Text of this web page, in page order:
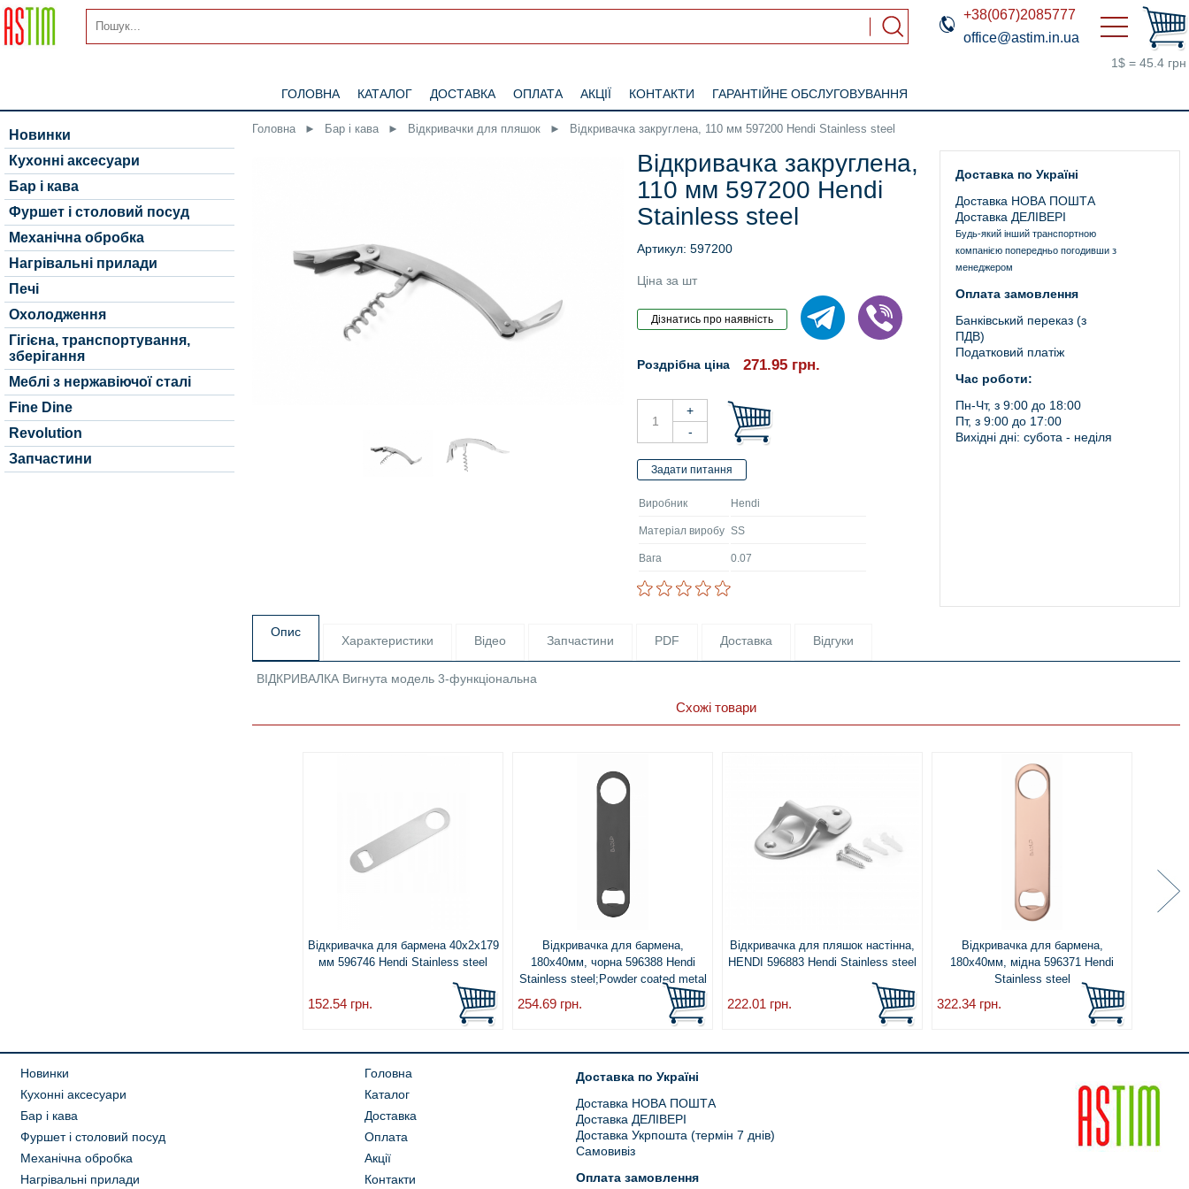
+38(067)2085777
office@astim.in.ua
1$ = 45.4 грн
ГОЛОВНА КАТАЛОГ ДОСТАВКА ОПЛАТА АКЦІЇ КОНТАКТИ ГАРАНТІЙНЕ ОБСЛУГОВУВАННЯ
Новинки
Кухонні аксесуари
Бар і кава
Фуршет і столовий посуд
Механічна обробка
Нагрівальні прилади
Печі
Охолодження
Гігієна, транспортування,
зберігання
Меблі з нержавіючої сталі
Fine Dine
Revolution
Запчастини
Головна ► Бар і кава ► Відкривачки для пляшок ► Відкривачка закруглена, 110 мм 597200 Hendi Stainless steel
Відкривачка закруглена,
110 мм 597200 Hendi
Stainless steel
Артикул: 597200
Ціна за шт
Роздрібна ціна 271.95 грн.
Виробник Hendi
Матеріал виробу SS
Вага 0.07
Доставка по Україні
Доставка НОВА ПОШТА
Доставка ДЕЛІВЕРІ
Будь-який інший транспортною
компанією попередньо погодивши з
менеджером
Оплата замовлення
Банківський переказ (з
ПДВ)
Податковий платіж
Час роботи:
Пн-Чт, з 9:00 до 18:00
Пт, з 9:00 до 17:00
Вихідні дні: субота - неділя
Опис
Характеристики Відео Запчастини PDF Доставка Відгуки
ВІДКРИВАЛКА Вигнута модель 3-функціональна
Схожі товари
Відкривачка для бармена 40x2x179
мм 596746 Hendi Stainless steel
152.54 грн.
Відкривачка для бармена,
180x40мм, чорна 596388 Hendi
Stainless steel;Powder coated metal
254.69 грн.
Відкривачка для пляшок настінна,
HENDI 596883 Hendi Stainless steel
222.01 грн.
Відкривачка для бармена,
180x40мм, мідна 596371 Hendi
Stainless steel
322.34 грн.
Новинки
Кухонні аксесуари
Бар і кава
Фуршет і столовий посуд
Механічна обробка
Нагрівальні прилади
Головна
Каталог
Доставка
Оплата
Акції
Контакти
Доставка по Україні
Доставка НОВА ПОШТА
Доставка ДЕЛІВЕРІ
Доставка Укрпошта (термін 7 днів)
Самовивіз
Оплата замовлення